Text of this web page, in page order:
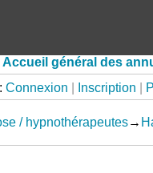
Accueil général des
Connexion Inscription
/ hypnothérapeutes→